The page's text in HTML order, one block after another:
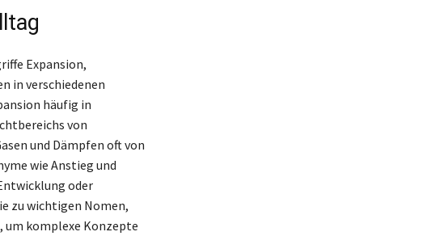
Expansion,
in verschiedenen
häufig in
von
und Dämpfen oft von
wie Anstieg und
oder
zu wichtigen Nomen,
um komplexe Konzepte